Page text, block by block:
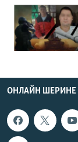
ОНЛАЙН ШЕРИНЕ